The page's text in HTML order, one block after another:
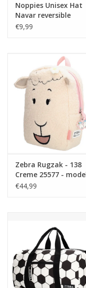
Noppies Unisex Hat
Navar reversible
allover print Rose
€9,99
Zebra Rugzak - 138
Creme 25577 -
Molly
€44,99